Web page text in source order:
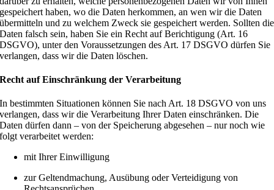
gespeichert haben, wo die Daten herkommen, an wen wir die Daten
übermitteln und zu welchem Zweck sie gespeichert werden. Sollten die
Daten falsch sein, haben Sie ein Recht auf Berichtigung (Art. 16
DSGVO), unter den Voraussetzungen des Art. 17 DSGVO dürfen Sie
verlangen, dass wir die Daten löschen.
Recht auf Einschränkung der Verarbeitung
In bestimmten Situationen können Sie nach Art. 18 DSGVO von uns
verlangen, dass wir die Verarbeitung Ihrer Daten einschränken. Die
Daten dürfen dann – von der Speicherung abgesehen – nur noch wie
folgt verarbeitet werden:
mit Ihrer Einwilligung
zur Geltendmachung, Ausübung oder Verteidigung von